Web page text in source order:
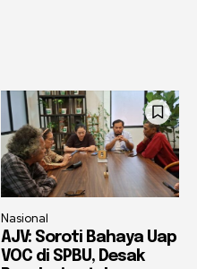
Nasional
AJV: Soroti Bahaya Uap
VOC di SPBU, Desak